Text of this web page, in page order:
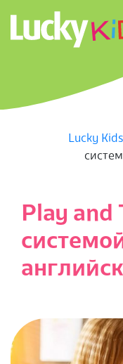
содержимому
U
Y
K
D
S
Главное
навигационное
Lucky Kids
Play and